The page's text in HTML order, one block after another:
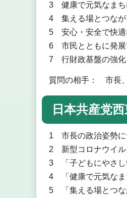
3 健康で元気なまち
4 集える場とつなが
5 安心・安全で快適
6 市民とともに発展
7 行財政基盤の強化
質問の相手： 市長
日本共産党
1 市長の政治姿勢に
2 新型コロナウイル
3 「子どもにやさし
4 「健康で元気なま
5 「集える場とつな